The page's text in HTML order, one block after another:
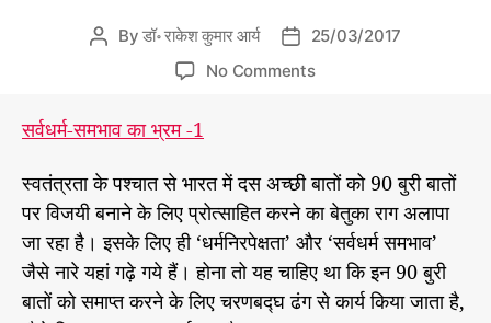
त
हिं
चा
र
प
त्र
i
s
ष
ड
त्र
P
a
t
h
r
Byडॉ॰ राकेश कुमार आर्य
P
t
e
25/03/2017
No Commentso
र्म
-
स
म
भा
व
सर्वधर्म-समभाव का भ्रम -1
स्वतंत्रता के पश्चात से भारत में दस अच्छी बातों को 90 बुरी बातों
पर विजयी बनाने के लिए प्रोत्साहित करने का बेतुका राग अलापा
जा रहा है। इसके लिए ही ‘धर्मनिरपेक्षता’ और ‘सर्वधर्म समभाव’
जैसे नारे यहां गढ़े गये हैं। होना तो यह चाहिए था कि इन 90 बुरी
बातों को समाप्त करने के लिए चरणबद्घ ढंग से कार्य किया जाता है,